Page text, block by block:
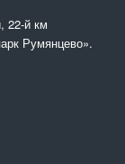
22-й км
Румянцево».